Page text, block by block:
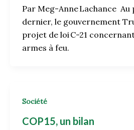
Par Meg-Anne Lachance
dernier, le gouvernement
projet de loi C-21
armes à feu.
Société
COP15, un bilan